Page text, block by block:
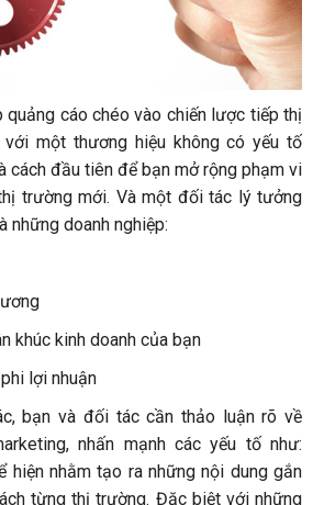
quảng cáo chéo vào chiến lược tiếp thị
một thương hiệu không có yếu tố
cách đầu tiên để bạn mở rộng phạm vi
trường mới. Và một đối tác lý tưởng
những doanh nghiệp:
khúc kinh doanh của bạn
lợi nhuận
bạn và đối tác cần thảo luận rõ về
nhấn mạnh các yếu tố như:
hiện nhằm tạo ra những nội dung gắn
từng thị trường. Đặc biệt với những